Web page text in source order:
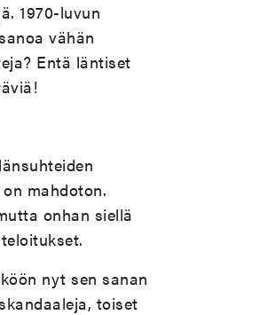
1970-luvun
vähän
Entä läntiset
mahdoton.
onhan siellä
nyt sen sanan
toiset